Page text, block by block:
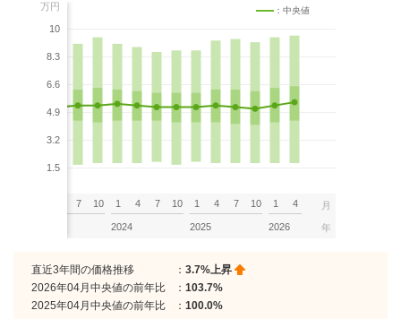
万円
10
8.3
6.6
4.9
3.2
1.5
：中央値
7 10 1 4 7 10
2024
1 4 7 10
2025
1 4
2026
月
年
直近3年間の価格推移 ： 3.7%上昇
2026年04月中央値の前年比
： 103.7%
2025年04月中央値の前年比
： 100.0%